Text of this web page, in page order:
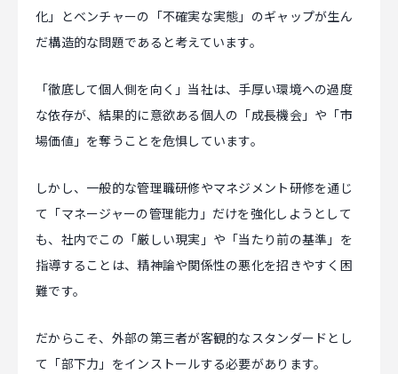
化」とベンチャーの「不確実な実態」のギャップが生ん
だ構造的な問題であると考えています。
「徹底して個人側を向く」当社は、手厚い環境への過度
な依存が、結果的に意欲ある個人の「成長機会」や「市
場価値」を奪うことを危惧しています。
しかし、一般的な管理職研修やマネジメント研修を通じ
て「マネージャーの管理能力」だけを強化しようとして
も、社内でこの「厳しい現実」や「当たり前の基準」を
指導することは、精神論や関係性の悪化を招きやすく困
難です。
だからこそ、外部の第三者が客観的なスタンダードとし
て「部下力」をインストールする必要があります。